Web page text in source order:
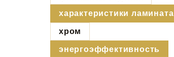
характеристики ламината
хром
энергоэффективность